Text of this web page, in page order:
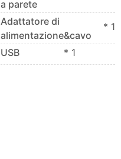
a parete
Adattatore di
alimentazione&cavo
* 1
USB * 1